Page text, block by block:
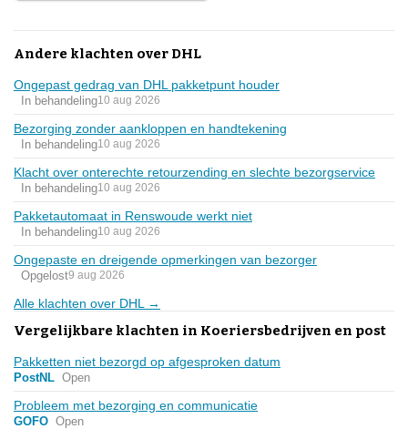
Andere klachten over DHL
Ongepast gedrag van DHL pakketpunt houder
In behandeling10 aug 2026
Bezorging zonder aankloppen en handtekening
In behandeling10 aug 2026
Klacht over onterechte retourzending en slechte bezorgservice
In behandeling10 aug 2026
Pakketautomaat in Renswoude werkt niet
In behandeling10 aug 2026
Ongepaste en dreigende opmerkingen van bezorger
Opgelost9 aug 2026
Alle klachten over DHL →
Vergelijkbare klachten in Koeriersbedrijven en post
Pakketten niet bezorgd op afgesproken datum
PostNL Open
Probleem met bezorging en communicatie
GOFO Open